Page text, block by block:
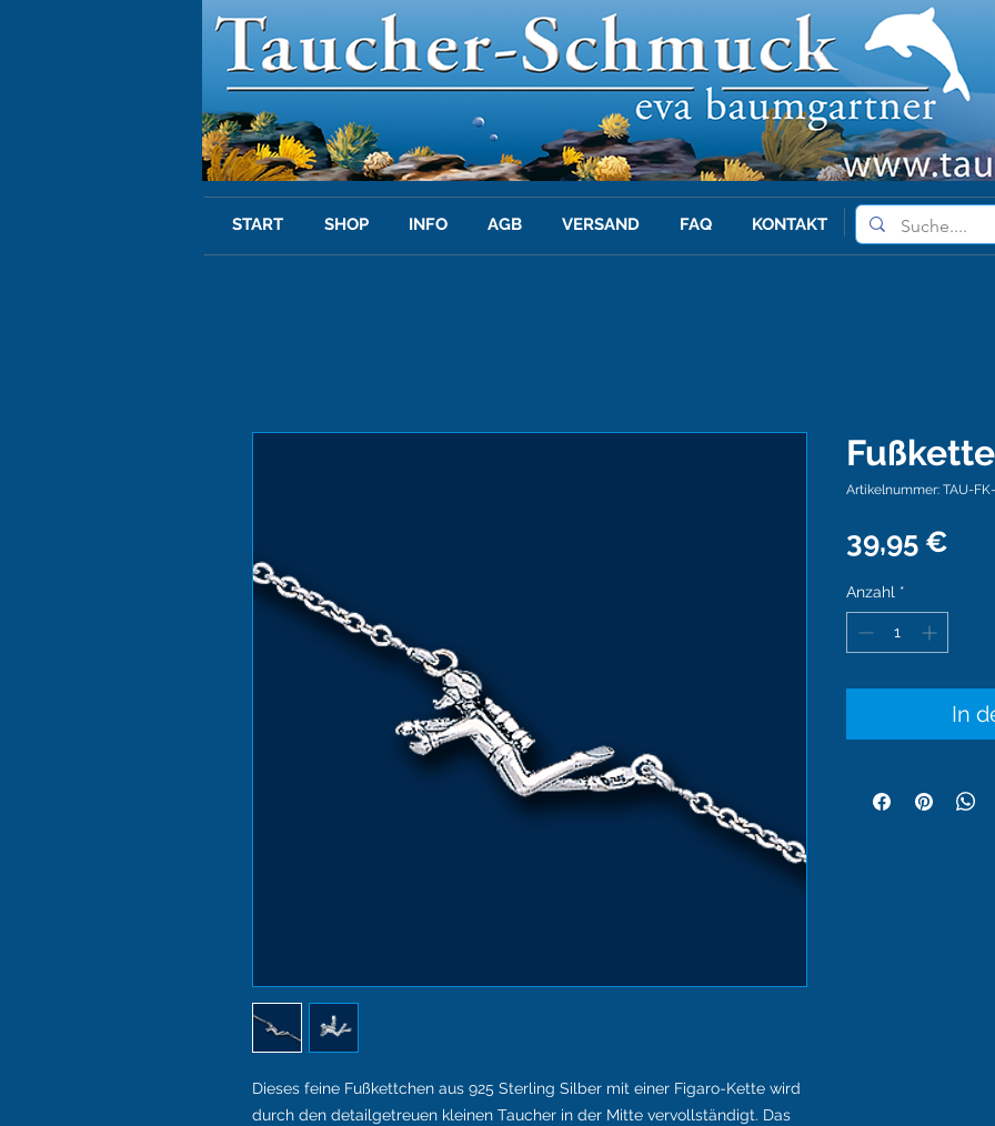
START SHOP INFO AGB VERSAND FAQ KONTAKT
Dieses feine Fußkettchen aus 925 Sterling Silber mit einer Figaro-Kette wird
durch den detailgetreuen kleinen Taucher in der Mitte vervollständigt. Das
Artikelnummer: TAU-
39,95 €
Anzahl *
In